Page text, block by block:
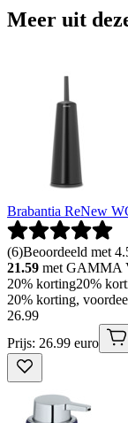
Meer uit
Brabantia ReNew
(6)Beoordeeld met
21.59 met GAMMA
20% korting20%
20% korting,
26.99
Prijs: 26.99 euro